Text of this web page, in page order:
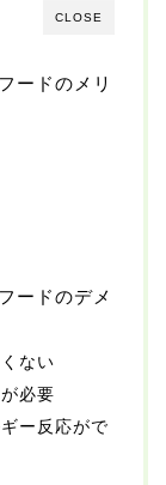
CLOSE
ードのメリ
ードのデメ
ない
必要
ー反応がで